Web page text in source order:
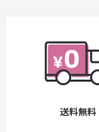
送料無料